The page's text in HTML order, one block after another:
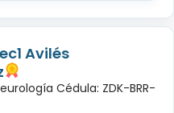
Avilés
Cédula: ZDK-BRR-